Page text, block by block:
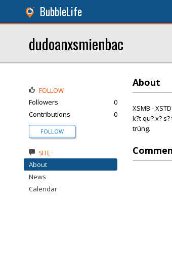
BubbleLife
dudoanxsmienbac
About
XSMB -
k?t qu? x?
trúng.
FOLLOW
Followers
0
Contributions
0
FOLLOW
SITE
About
News
Calendar